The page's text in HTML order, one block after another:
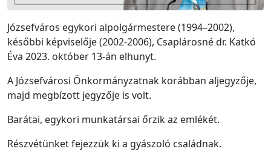
Józsefváros egykori alpolgármestere (1994–2002),
későbbi képviselője (2002-2006), Csaplárosné dr. Katkó
Éva 2023. október 13-án elhunyt.
A Józsefvárosi Önkormányzatnak korábban aljegyzője,
majd megbízott jegyzője is volt.
Barátai, egykori munkatársai őrzik az emlékét.
Részvétünket fejezzük ki a gyászoló családnak.